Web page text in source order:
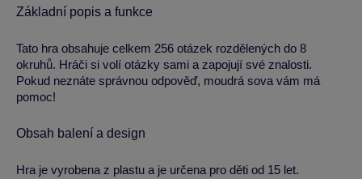
Základní popis a funkce
Tato hra obsahuje celkem 256 otázek rozdělených do 8
okruhů. Hráči si volí otázky sami a zapojují své znalosti.
Pokud neznáte správnou odpověď, moudrá sova vám má
pomoc!
Obsah balení a design
Hra je vyrobena z plastu a je určena pro děti od 15 let.